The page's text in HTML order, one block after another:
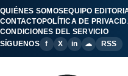
QUIÉNES SOMOSEQUIPO
CONTACTOPOLÍTICA DE
CONDICIONES DEL SERVICIO
SÍGUENOS
f X in ☁ RSS